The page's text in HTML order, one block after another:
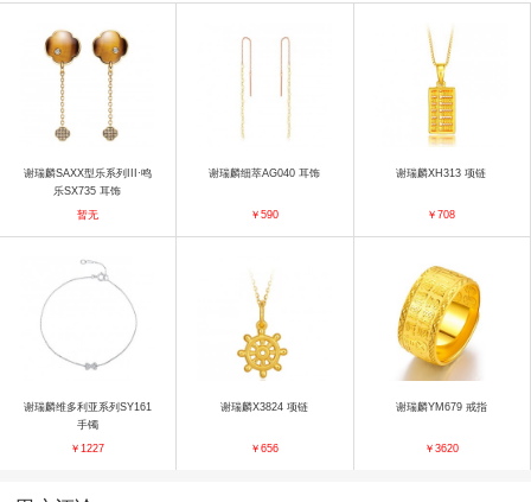
谢瑞麟SAXX型乐系列III·鸣
乐SX735 耳饰
暂无
谢瑞麟细萃AG040 耳饰
￥590
谢瑞麟XH313 项链
￥708
谢瑞麟维多利亚系列SY161
手镯
￥1227
谢瑞麟X3824 项链
￥656
谢瑞麟YM679 戒指
￥3620